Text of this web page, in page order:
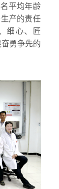
平均年龄
产的责任
细心、匠
勇争先的